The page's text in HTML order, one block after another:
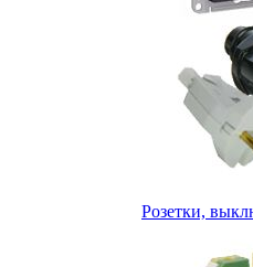
Розетки,